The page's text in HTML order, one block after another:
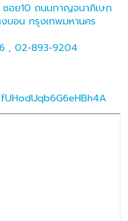
ซอย10 ถนนกาญจนาภิเษก
บอน กรุงเทพมหานคร
, 02-893-9204